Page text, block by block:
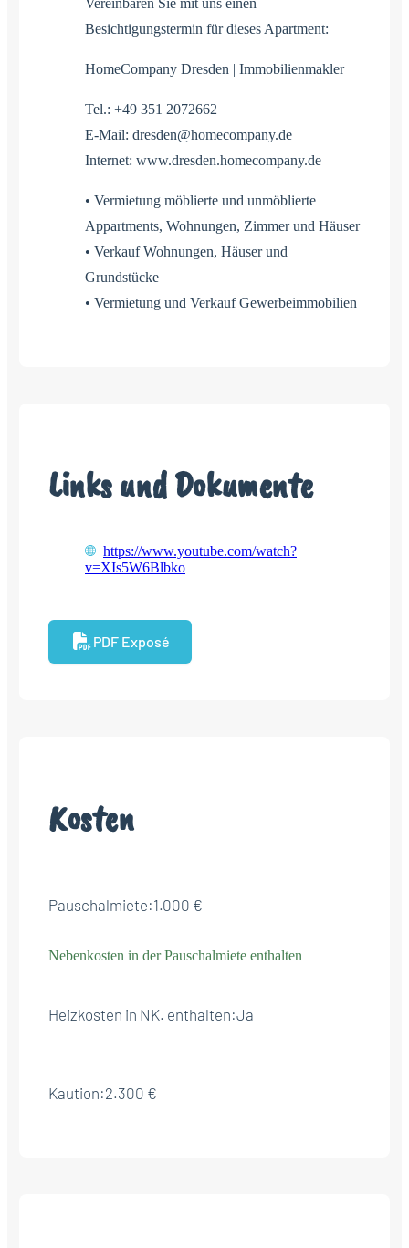
Besichtigungstermin für dieses Apartment:
HomeCompany Dresden | Immobilienmakler
Tel.: +49 351 2072662
E-Mail: dresden@homecompany.de
Internet: www.dresden.homecompany.de
• Vermietung möblierte und unmöblierte
Appartments, Wohnungen, Zimmer und Häuser
• Verkauf Wohnungen, Häuser und
Grundstücke
• Vermietung und Verkauf Gewerbeimmobilien
Links und Dokumente
https://www.youtube.com/watch?
v=XIs5W6Blbko
PDF Exposé
Kosten
Pauschalmiete:1.000 €
Nebenkosten in der Pauschalmiete enthalten
Heizkosten in NK. enthalten:Ja
Kaution:2.300 €